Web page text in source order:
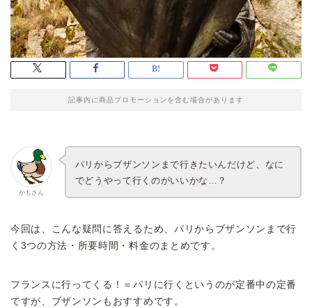
記事内に商品プロモーションを含む場合があります
かもさん
パリからブザンソンまで行きたいんだけど、なに
でどうやって行くのがいいかな…？
今回は、こんな疑問に答えるため、パリからブザンソンまで行
く3つの方法・所要時間・料金のまとめです。
フランスに行ってくる！＝パリに行くというのが定番中の定番
ですが、ブザンソンもおすすめです。